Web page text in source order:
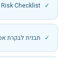
Risk Checklist
תבנית לבקרת